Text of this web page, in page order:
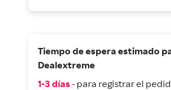
Tiempo de espera estimado
Dealextreme
1-3 días- para registrar el